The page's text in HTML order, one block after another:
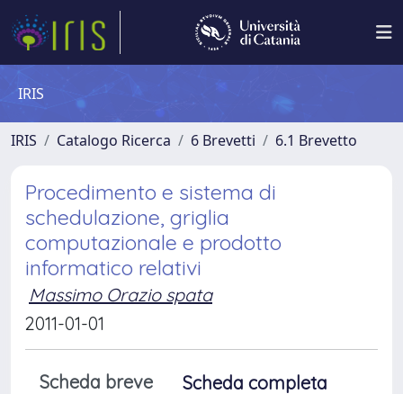
IRIS
IRIS Catalogo Ricerca 6 Brevetti 6.1 Brevetto
Procedimento e sistema di
schedulazione, griglia
computazionale e prodotto
informatico relativi
Massimo Orazio spata
2011-01-01
Scheda breve
Scheda completa